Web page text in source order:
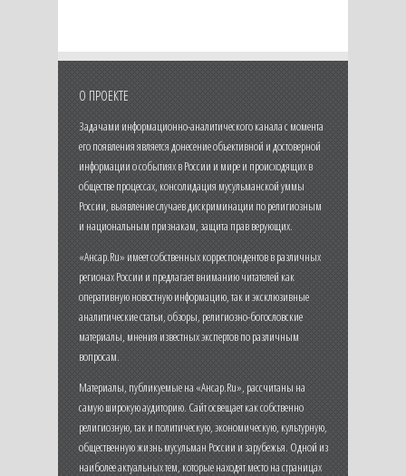
О ПРОЕКТЕ
Задачами информационно-аналитического канала с момента
его появления является донесение объективной и достоверной
информации о событиях в России и мире и происходящих в
обществе процессах, консолидация мусульманской уммы
России, выявление случаев дискриминации по религиозным
и национальным признакам, защита прав верующих.
«Ансар.Ru» имеет собственных корреспондентов в различных
регионах России и предлагает вниманию читателей как
оперативную новостную информацию, так и эксклюзивные
аналитические статьи, обзоры, религиозно-богословские
материалы, мнения известных экспертов по различным
вопросам.
Материалы, публикуемые на «Ансар.Ru», рассчитаны на
самую широкую аудиторию. Сайт освещает как собственно
религиозную, так и политическую, экономическую, культурную,
общественную жизнь мусульман России и зарубежья. Одной из
наиболее актуальных тем, которые находят место на страницах